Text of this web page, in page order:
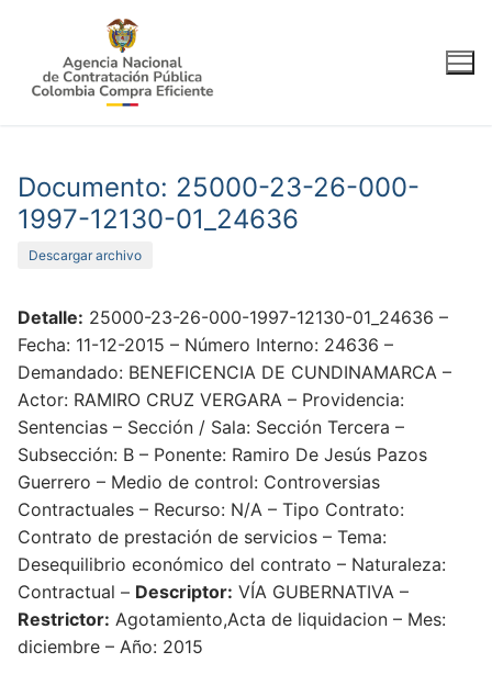
contenido
Documento: 25000-23-26-000-
1997-12130-01_24636
Descargar archivo
Detalle: 25000-23-26-000-1997-12130-01_24636 –
Fecha: 11-12-2015 – Número Interno: 24636 –
Demandado: BENEFICENCIA DE CUNDINAMARCA –
Actor: RAMIRO CRUZ VERGARA – Providencia:
Sentencias – Sección / Sala: Sección Tercera –
Subsección: B – Ponente: Ramiro De Jesús Pazos
Guerrero – Medio de control: Controversias
Contractuales – Recurso: N/A – Tipo Contrato:
Contrato de prestación de servicios – Tema:
Desequilibrio económico del contrato – Naturaleza:
Contractual – Descriptor: VÍA GUBERNATIVA –
Restrictor: Agotamiento,Acta de liquidacion – Mes:
diciembre – Año: 2015